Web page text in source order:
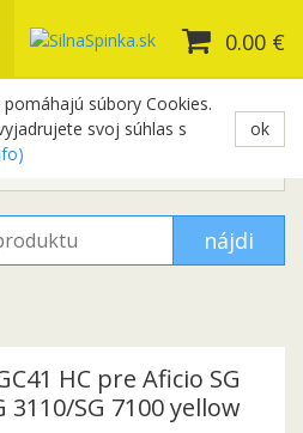
súbory Cookies.
svoj súhlas s
ok
0.00 €
948 654 329
nájdi
HC pre Aficio SG
3110/SG 7100 yellow